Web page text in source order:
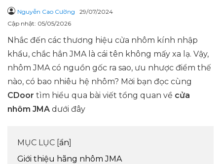
Nguyễn Cao Cường
29/07/2024
Cập nhật: 05/05/2026
Nhắc đến các thương hiệu cửa nhôm kính nhập
khẩu, chắc hẳn JMA là cái tên không mấy xa lạ. Vậy,
nhôm JMA có nguồn gốc ra sao, ưu nhược điểm thế
nào, có bao nhiêu hệ nhôm? Mời bạn đọc cùng
CDoor tìm hiểu qua bài viết tổng quan về cửa
nhôm JMA dưới đây
MỤC LỤC [ẩn]
Giới thiệu hãng nhôm JMA